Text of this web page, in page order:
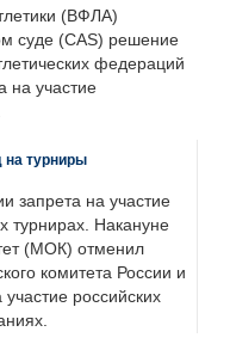
(ВФЛА)
суде (CAS) решение
федераций
на участие
на турниры
запрета на участие
турнирах. Накануне
(МОК) отменил
комитета России и
российских